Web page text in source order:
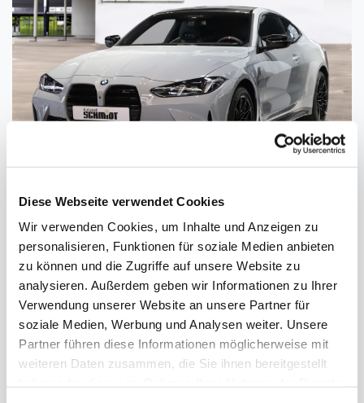
Diese Webseite verwendet Cookies
Wir verwenden Cookies, um Inhalte und Anzeigen zu
personalisieren, Funktionen für soziale Medien anbieten
zu können und die Zugriffe auf unsere Website zu
analysieren. Außerdem geben wir Informationen zu Ihrer
Verwendung unserer Website an unsere Partner für
soziale Medien, Werbung und Analysen weiter. Unsere
Partner führen diese Informationen möglicherweise mit
weiteren Daten zusammen, die Sie ihnen bereitgestellt
BMW M4 Competition Coupe M xDrive
UPE 120.480 EUR
530 PS (390 kW)
Benzin
Neufahrzeug 0,00 € Leasingsonderzahlung